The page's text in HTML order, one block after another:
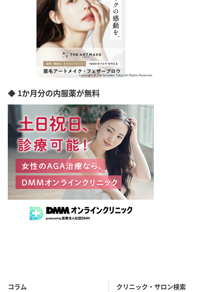
◆ 1か月分の内服薬が無料
コラム
クリニック・サロン検索